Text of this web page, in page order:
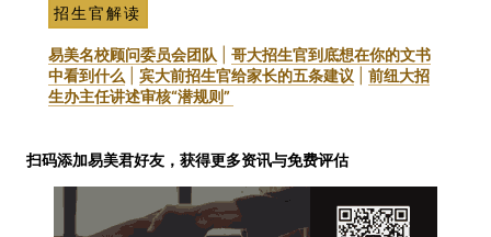
招生官解读
易美名校顾问委员会团队
哥大招生官到底想在你的文书
中看到什么
宾大前招生官给家长的五条建议
前纽大招
生办主任讲述审核“潜规则”
扫码添加易美君好友，获得更多资讯与免费评估